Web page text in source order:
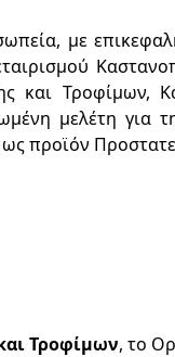
με
και Τροφίμων,
μελέτη για
ως προϊόν
Τροφίμων, το